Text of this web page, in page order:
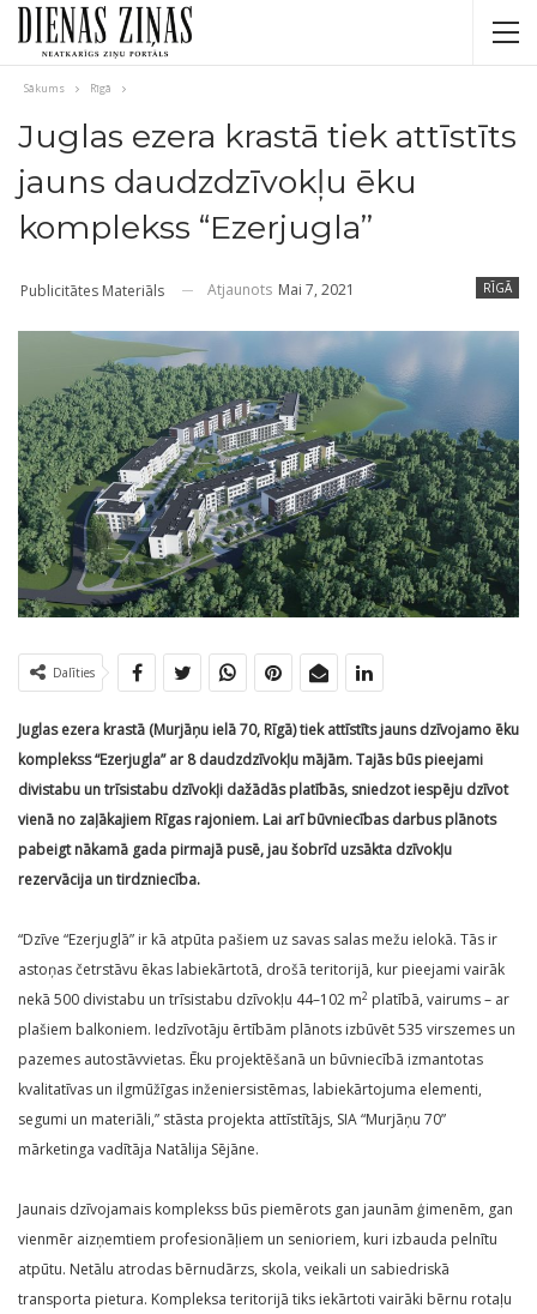
Sākums Rīgā
Juglas ezera krastā tiek attīstīts
jauns daudzdzīvokļu ēku
komplekss “Ezerjugla”
RĪGĀ
Publicitātes Materiāls Atjaunots Mai 7, 2021
Dalīties
Juglas ezera krastā (Murjāņu ielā 70, Rīgā) tiek attīstīts jauns dzīvojamo ēku
komplekss “Ezerjugla” ar 8 daudzdzīvokļu mājām. Tajās būs pieejami
divistabu un trīsistabu dzīvokļi dažādās platībās, sniedzot iespēju dzīvot
vienā no zaļākajiem Rīgas rajoniem. Lai arī būvniecības darbus plānots
pabeigt nākamā gada pirmajā pusē, jau šobrīd uzsākta dzīvokļu
rezervācija un tirdzniecība.
“Dzīve “Ezerjuglā” ir kā atpūta pašiem uz savas salas mežu ielokā. Tās ir
astoņas četrstāvu ēkas labiekārtotā, drošā teritorijā, kur pieejami vairāk
nekā 500 divistabu un trīsistabu dzīvokļu 44–102 m2 platībā, vairums – ar
plašiem balkoniem. Iedzīvotāju ērtībām plānots izbūvēt 535 virszemes un
pazemes autostāvvietas. Ēku projektēšanā un būvniecībā izmantotas
kvalitatīvas un ilgmūžīgas inženiersistēmas, labiekārtojuma elementi,
segumi un materiāli,” stāsta projekta attīstītājs, SIA “Murjāņu 70”
mārketinga vadītāja Natālija Sējāne.
Jaunais dzīvojamais komplekss būs piemērots gan jaunām ģimenēm, gan
vienmēr aizņemtiem profesionāļiem un senioriem, kuri izbauda pelnītu
atpūtu. Netālu atrodas bērnudārzs, skola, veikali un sabiedriskā
transporta pietura. Kompleksa teritorijā tiks iekārtoti vairāki bērnu rotaļu